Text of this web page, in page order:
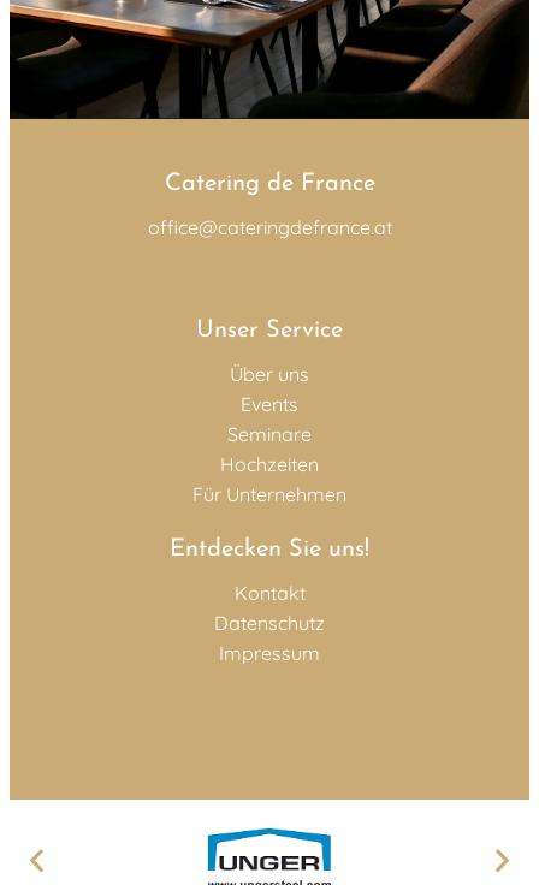
Catering de France
office@cateringdefrance.at
Unser Service
Über uns
Events
Seminare
Hochzeiten
Für Unternehmen
Entdecken Sie uns!
Kontakt
Datenschutz
Impressum